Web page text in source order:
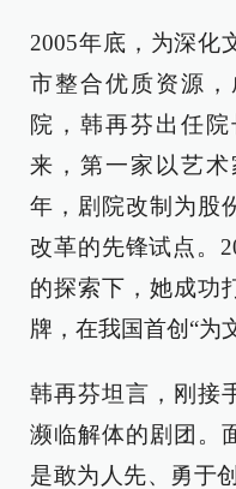
2005年底，为深化
市整合优质资源
院，韩再芬出任
来，第一家以艺
年，剧院改制为股
改革的先锋试点。
的探索下，她成功
牌，在我国首创“为
韩再芬坦言，刚接
濒临解体的剧团。
是敢为人先、勇于